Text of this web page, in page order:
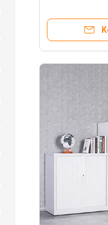
Γραφείο,
Πολυτελή